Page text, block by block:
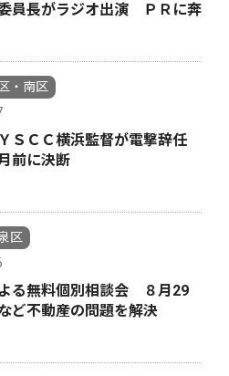
員長がラジオ出演 ＰＲに奔
・南区
ＳＣＣ横浜監督が電撃辞任
前に決断
区
る無料個別相談会 ８月29
ど不動産の問題を解決